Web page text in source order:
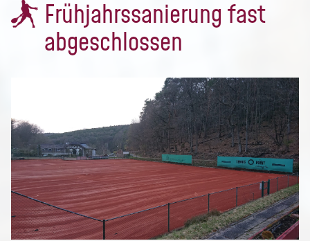
Frühjahrssanierung fast
abgeschlossen